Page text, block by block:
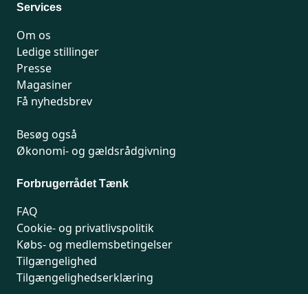
Services
Om os
Ledige stillinger
Presse
Magasiner
Få nyhedsbrev
Besøg også
Økonomi- og gældsrådgivning
Forbrugerrådet Tænk
FAQ
Cookie- og privatlivspolitik
Købs- og medlemsbetingelser
Tilgængelighed
Tilgængelighedserklæring